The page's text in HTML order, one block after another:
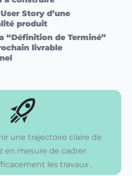
Story d’une
produit
“Définition de Terminé”
livrable
une trajectoire claire de
en mesure de cadrer
les travaux .